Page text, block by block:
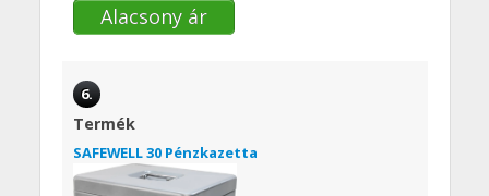
Alacsony ár
6.
Termék
SAFEWELL 30 Pénzkazetta